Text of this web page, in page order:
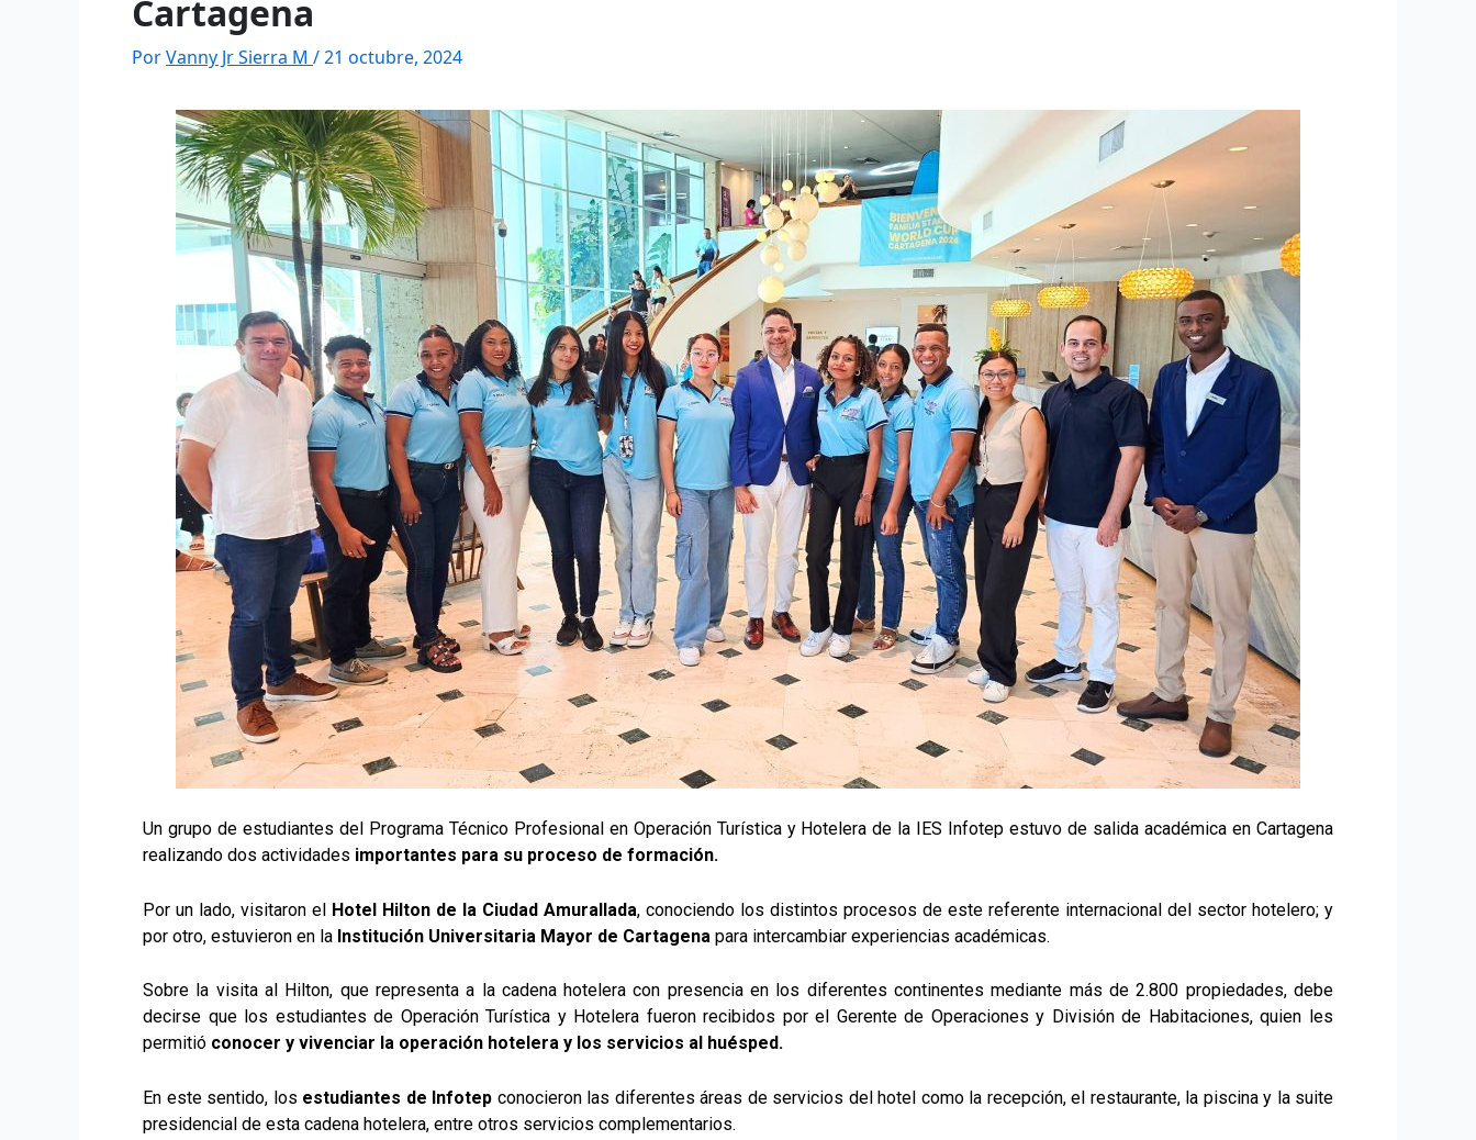
Cartagena
PorVanny Jr Sierra M /21 octubre, 2024
Un grupo de estudiantes del Programa Técnico Profesional en Operación Turística y Hotelera de la IES Infotep estuvo de salida académica en Cartagena
realizando dos actividades importantes para su proceso de formación.
Por un lado, visitaron el Hotel Hilton de la Ciudad Amurallada, conociendo los distintos procesos de este referente internacional del sector hotelero; y
por otro, estuvieron en la Institución Universitaria Mayor de Cartagena para intercambiar experiencias académicas.
Sobre la visita al Hilton, que representa a la cadena hotelera con presencia en los diferentes continentes mediante más de 2.800 propiedades, debe
decirse que los estudiantes de Operación Turística y Hotelera fueron recibidos por el Gerente de Operaciones y División de Habitaciones, quien les
permitió conocer y vivenciar la operación hotelera y los servicios al huésped.
En este sentido, los estudiantes de Infotep conocieron las diferentes áreas de servicios del hotel como la recepción, el restaurante, la piscina y la suite
presidencial de esta cadena hotelera, entre otros servicios complementarios.